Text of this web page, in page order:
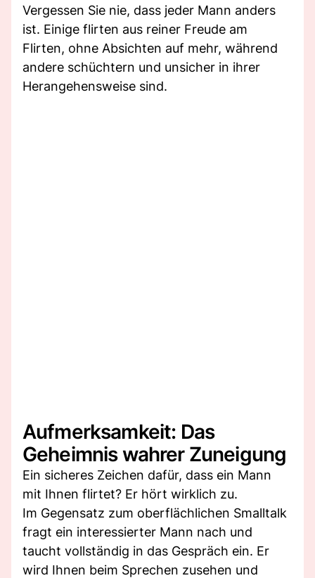
Vergessen Sie nie, dass jeder Mann anders
ist. Einige flirten aus reiner Freude am
Flirten, ohne Absichten auf mehr, während
andere schüchtern und unsicher in ihrer
Herangehensweise sind.
Aufmerksamkeit: Das
Geheimnis wahrer Zuneigung
Ein sicheres Zeichen dafür, dass ein Mann
mit Ihnen flirtet? Er hört wirklich zu.
Im Gegensatz zum oberflächlichen Smalltalk
fragt ein interessierter Mann nach und
taucht vollständig in das Gespräch ein. Er
wird Ihnen beim Sprechen zusehen und